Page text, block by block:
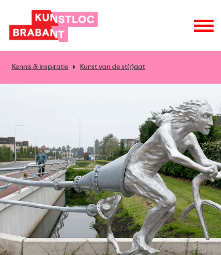
Kennis & inspiratie Kunst van de st(r)aat